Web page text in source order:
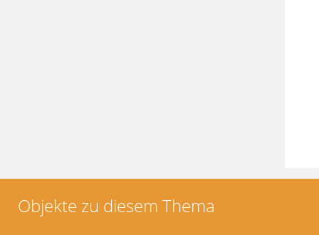
Objekte zu diesem Thema